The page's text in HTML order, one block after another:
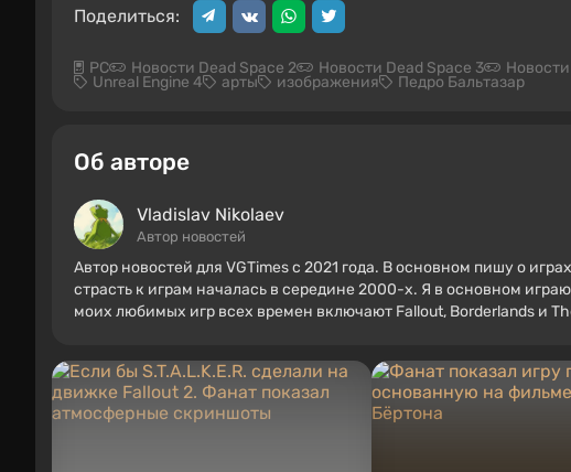
Поделиться:
PC Новости Dead Space 2 Новости Dead Space 3
Unreal Engine 4 арты изображения Педро Бальтазар
Об авторе
Vladislav Nikolaev
Автор новостей
Автор новостей для VGTimes с 2021 года. В основном пишу о
страсть к играм началась в середине 2000-х. Я в основном
моих любимых игр всех времен включают Fallout, Borderlands и